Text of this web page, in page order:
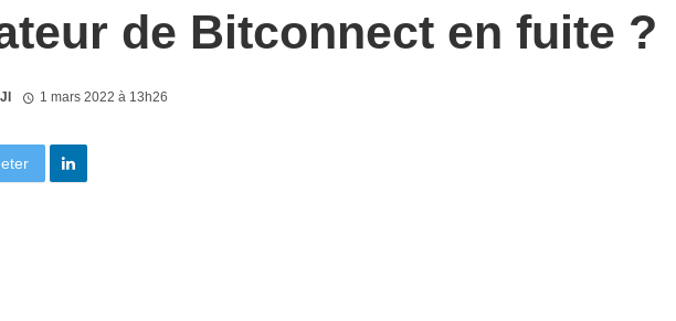
de Bitconnect en fuite ?
1 mars 2022 à 13h26